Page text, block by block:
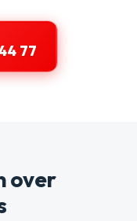
77
over